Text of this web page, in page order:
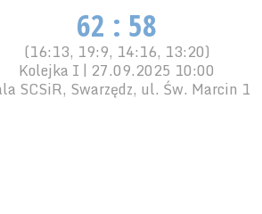
62 : 58
(16:13, 19:9, 14:16, 13:20)
Kolejka I | 27.09.2025 10:00
SCSiR, Swarzędz, ul. Św. Marcin 1